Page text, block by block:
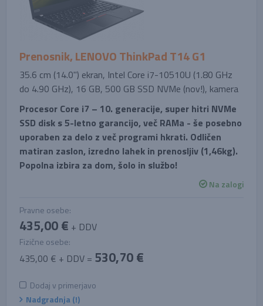
Prenosnik, LENOVO ThinkPad T14 G1
35.6 cm (14.0'') ekran, Intel Core i7-10510U (1.80 GHz
do 4.90 GHz), 16 GB, 500 GB SSD NVMe (nov!), kamera
Procesor Core i7 – 10. generacije, super hitri NVMe
SSD disk s 5-letno garancijo, več RAMa - še posebno
uporaben za delo z več programi hkrati. Odličen
matiran zaslon, izredno lahek in prenosljiv (1,46kg).
Popolna izbira za dom, šolo in službo!
Na zalogi
Pravne osebe:
435,00 € + DDV
Fizične osebe:
435,00 € + DDV = 530,70 €
Dodaj v primerjavo
Nadgradnja (!)